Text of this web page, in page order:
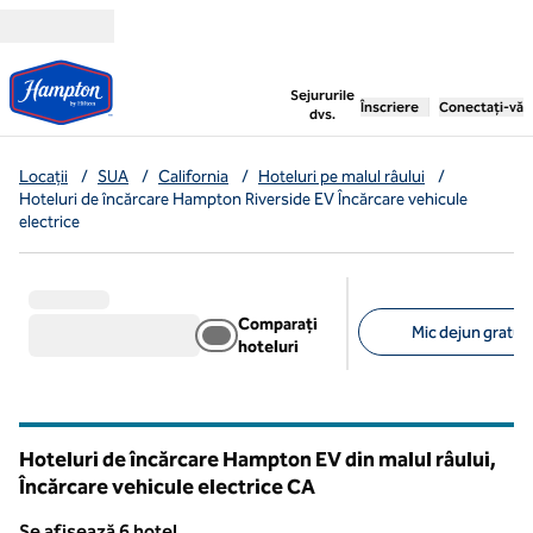
Sejururile
dvs.
, deschide o filă nouă
Înscriere Conectați-vă
Locații / SUA / California / Hoteluri pe malul râului
/
Hoteluri de încărcare Hampton Riverside EV Încărcare vehicule
electrice
Comparați
hoteluri
Mic dejun gratuit
Hoteluri de încărcare Hampton EV din malul râului,
Încărcare vehicule electriceCA